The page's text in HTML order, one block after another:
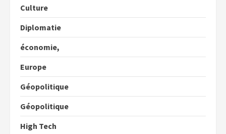
Culture
Diplomatie
économie,
Europe
Géopolitique
Géopolitique
High Tech